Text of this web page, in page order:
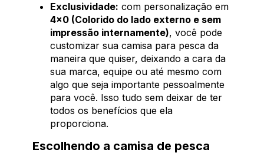
Exclusividade: com personalização em
4x0 (Colorido do lado externo e sem
impressão internamente), você pode
customizar sua camisa para pesca da
maneira que quiser, deixando a cara da
sua marca, equipe ou até mesmo com
algo que seja importante pessoalmente
para você. Isso tudo sem deixar de ter
todos os benefícios que ela
proporciona.
Escolhendo a camisa de pesca